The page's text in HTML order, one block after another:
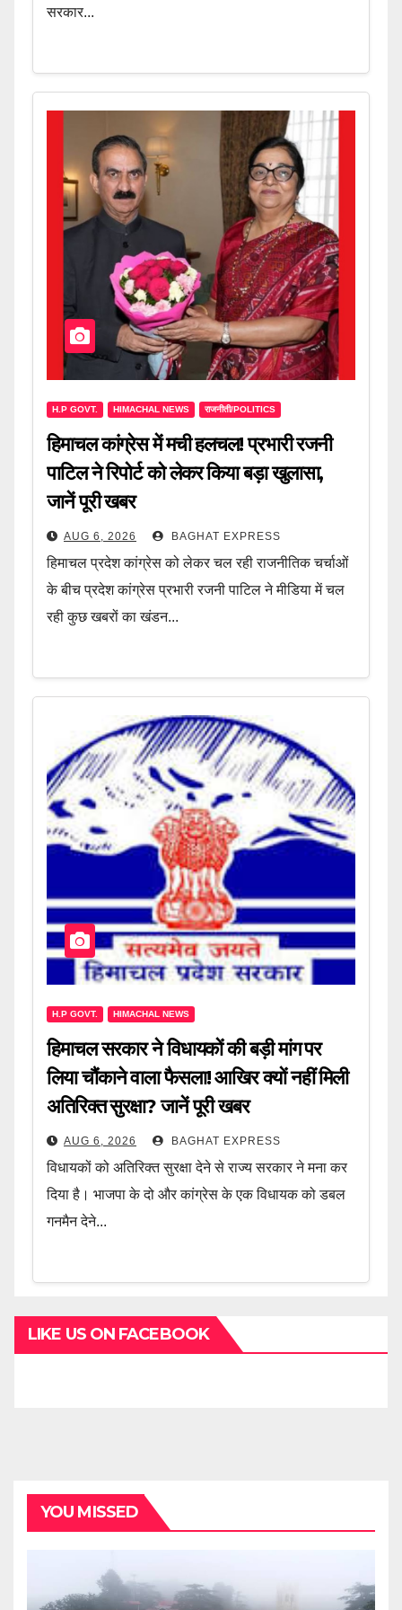
सरकार...
H.P GOVT. HIMACHAL NEWS राजनीती/POLITICS
हिमाचल कांग्रेस में मची हलचल! प्रभारी रजनी
पाटिल ने रिपोर्ट को लेकर किया बड़ा खुलासा,
जानें पूरी खबर
AUG 6, 2026 BAGHAT EXPRESS
हिमाचल प्रदेश कांग्रेस को लेकर चल रही राजनीतिक चर्चाओं
के बीच प्रदेश कांग्रेस प्रभारी रजनी पाटिल ने मीडिया में चल
रही कुछ खबरों का खंडन...
H.P GOVT. HIMACHAL NEWS
हिमाचल सरकार ने विधायकों की बड़ी मांग पर
लिया चौंकाने वाला फैसला! आखिर क्यों नहीं मिली
अतिरिक्त सुरक्षा? जानें पूरी खबर
AUG 6, 2026 BAGHAT EXPRESS
विधायकों को अतिरिक्त सुरक्षा देने से राज्य सरकार ने मना कर
दिया है। भाजपा के दो और कांग्रेस के एक विधायक को डबल
गनमैन देने...
LIKE US ON FACEBOOK
YOU MISSED